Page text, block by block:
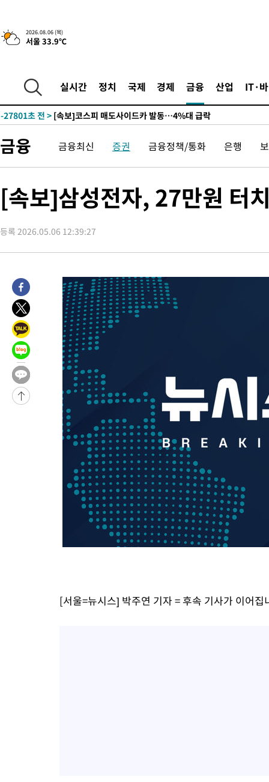
2026.08.06 (목)
서울 33.9℃
실시간 정치 국제 경제 금융 산업 IT·
2시간 전 >[속보] "이란-오만, 호르무즈 해협 통행 항로 합의" 이란 외무부 대
-28621초 전 >
[속보]경찰, '홍명보 선임 논란' 대한축구협회·축구회관 등 압
-28008초 전 >
상
-27801초 전 > [속보]코스피 매도사이드카 발동…4%대 급락
-24634초 전 >
서울 열대야 15일째 지속…비공식 '초열대야' 30도 넘어
-23201초 전 >[속보]코스닥, 2.15포인트(0.27%) 내린 797.44 출발
-19631초 전 >
6월 경상수지 497.3억 달러…두 달 연속 사상 최대
-16944초 전 >미 워싱턴주 스포캔 시의 통제불능 3개 산불, 방화선 일부 구축
-9117초 전 >[속보] 호르무즈 해협 이란-오만 협상 기대속 뉴욕증시 혼조 마감
임 3년 인터뷰
2시간 전 >
[속보] "이란-오만, 호르무즈 해협 통행 항로 합의" 이란 외무부 대
-29924초 전 >
[속보]산업장관 "李정부, 원전 반대 안해…안정 전력 위해 불
-28621초 전 >
[속보]경찰, '홍명보 선임 논란' 대한축구협회·축구회관 등 압
-28008초 전 >
[속보]산업장관 "美무역법 제301조 과잉생산 결과 발표 8월
-27801초 전 >
[속보]코스피 매도사이드카 발동…4%대 급락
-27073초 전 >
[속보]전남광주 초대 시민추천 부시장에 백승주·윤난실
-24634초 전 >
서울 열대야 15일째 지속…비공식 '초열대야' 30도 넘어
-23201초 전 >
[속보]코스닥, 2.15포인트(0.27%) 내린 797.44 출발
[속보]코스피, 119.51포인트(1.81%) 내린 6478.75 개장
6월 경상수지 497.3억 달러…두 달 연속 사상 최대
서울 낮 39도 '폭염중대경보'…40도 관측 가능성도
미 워싱턴주 스포캔 시의 통제불능 3개 산불, 방화선 일부 구축
[속보] 호르무즈 해협 이란-오만 협상 기대속 뉴욕증시 혼조 마
[속보] 이란 대통령 "지금 최고지도자와 소통하기가 매우 어려
[속보] "이란-오만, 호르무즈 해협 통행 항로 합의" 이란 외무부 대
금융 금융최신 증권 금융정책/통화 은행
[속보]삼성전자, 27만원
등록 2026.05.06 12:39:27
[서울=뉴시스] 박주연 기자 = 후속 기사가 이어집